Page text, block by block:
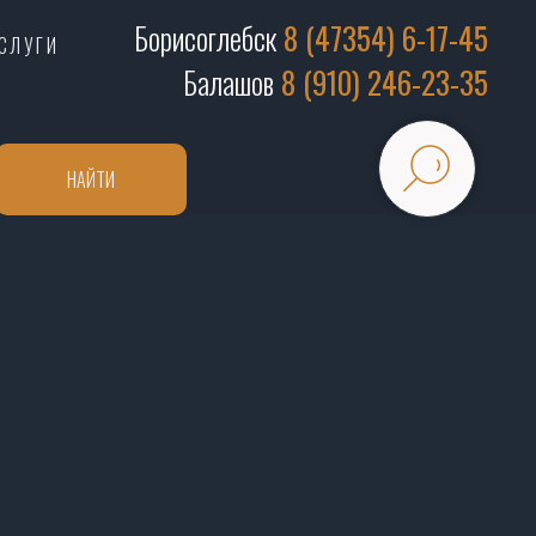
Борисоглебск8 (47354) 6-17-45
Балашов 8 (910) 246-23-35
НАЙТИ